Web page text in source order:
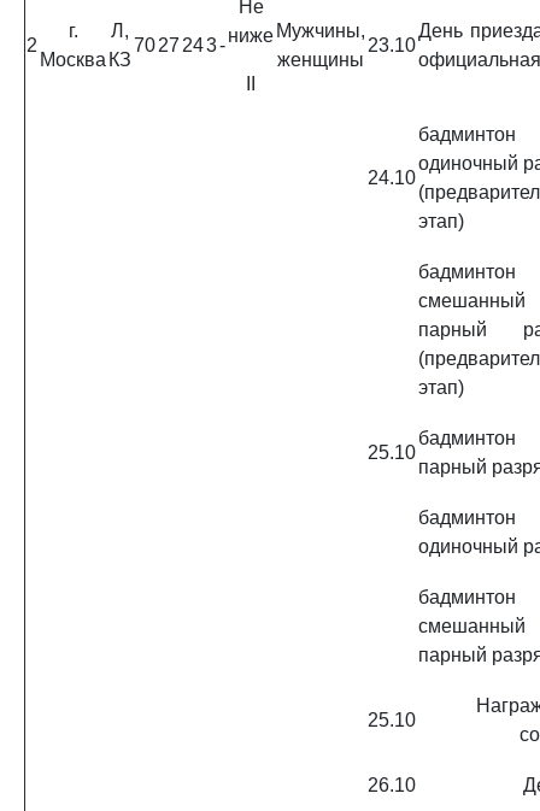
2
г.
Москва
Л,
КЗ
7027 243-
Не
ниже Мужчины,
женщины
23.10
День
24.10
одиночный
этап)
смешанный
парный
этап)
25.10
парный
одиночный
смешанный
парный
25.10
26.10